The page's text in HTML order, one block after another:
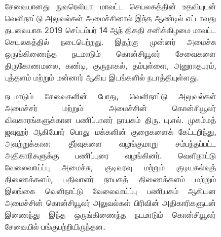
சேவையானது நுவரெலியா மாவட்ட செயலகத்தின் உதவியுடன்
வெளிநாட்டு அலுவல்கள் அமைச்சினால் இந்த ஆண்டில் எட்டாவது
தடவையாக 2019 செப்டம்பர் 14 ஆந் திகதி சனிக்கிழமை மாவட்ட
செயலகத்தில் நடைபெற்றது. இதற்கு முன்னர் அமைச்சு
ஒருங்கிணைந்த நடமாடும் கொன்சியூலர் சேவைகளை
திருகோணமலை, கண்டி, குருநாகல், தம்புள்ளை, அனுராதபுரம்,
புத்தளம் மற்றும் மன்னார் ஆகிய இடங்களில் நடாத்தியுள்ளது.
நடமாடும் சேவைகளின் போது, வெளிநாட்டு அலுவல்கள்
அமைச்சர் மற்றும் அமைச்சின் கொன்சியூலர்
விவகாரங்களுக்கான பணிப்பாளர் நாயகம் திரு. யு.எல். முகம்மத்
ஜவுஹர் ஆகியோர் பொது மக்களின் குறைகளைக் கேட்டறிந்து,
அவற்றுக்கான தீர்வுகளை வழங்குமாறு சம்பந்தப்பட்ட
அதிகாரிகளுக்கு பணிப்புரை வழங்கினர். வெளிநாட்டு
வேலைவாய்ப்பு அமைச்சு, குடிவரவு மற்றும் குடியகல்வுத்
திணைக்களம், பதிவாளர் நாயகத் திணைக்களம் மற்றும்
இலங்கை வெளிநாட்டு வேலைவாய்ப்பு பணியகம் ஆகியன
அமைச்சின் கொன்சியூலர் அலுவல்கள் பிரிவின் அதிகாரிகளுடன்
இணைந்து இந்த ஒருங்கிணைந்த நடமாடும் கொன்சியூலர்
சேவையில் பங்குபற்றியிருந்தன.